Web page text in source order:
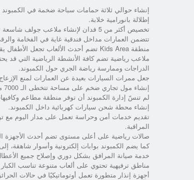
إنشاء حوالي ثلاثة حمامات سباحة ضخمة في
إطلالة بانورامية خلابة.
تخصيص أكثر من 5 فدان لإنشاء ملاعب جولف شاسعة تتخلخل الوحدات.
تتضمن العمارات مداخل فندقية غاية في الفخامة
منطقة Kids Area تضم أحدث الألعاب تجعل الأطفال يقضون أوقاتاً ممتعة.
ملاعب رياضية تضم كافة الأنشطة الرياضية التي قد
الدراجات وممارسة رياضة الجري حول الكمبوند.
جعل ممرات السيارات بعيدة عن العمارات لمنع
إنشاء مول تجاري ضخم على مساحة تتخطى الـ 7000 متر مربع يضم أرقى الماركات العالمية ويوفر خدمات تسوق ممتعة لكافة الزوار.
لم تنسّ إدارة الكمبوند أن توفر منطقة مطاعم
إنشاء محطة شحن سيارات كهربائية داخل الكمبوند.
تقديم خدمات أمن وحراسة تعمل على مدار اليوم مع
المراقبة.
صالات رياضية على أعلى مستوى تضم أحدث الأجهزة
كما يضم الكمبوند بوابات إلكترونية وأسوار
خدمة صيانة المرافق بشكل دوري وإصلاح جميع
مناطق ترفيهية تحتوي على ألعاب متنوعة تناسب الكبار
أجهزة إنذار متطورة تعمل أوتوماتيكيًا في حالات